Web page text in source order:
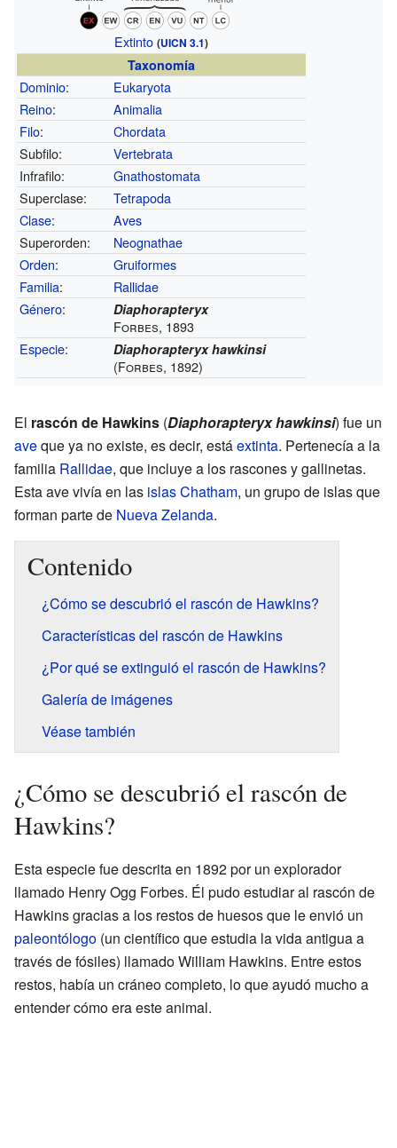
Extinto (UICN 3.1)
Taxonomía
Dominio:
Eukaryota
Reino:
Animalia
Filo:
Chordata
Subfilo:
Vertebrata
Infrafilo:
Gnathostomata
Superclase:
Tetrapoda
Clase:
Aves
Superorden:
Neognathae
Orden:
Gruiformes
Familia:
Rallidae
Género: Diaphorapteryx
Forbes, 1893
Especie: Diaphorapteryx hawkinsi
(Forbes, 1892)
El rascón de Hawkins (Diaphorapteryx hawkinsi) fue un
aveque ya no existe, es decir, estáextinta. Pertenecía a la
familia Rallidae, que incluye a los rascones y gallinetas.
Esta ave vivía en las islas Chatham, un grupo de islas que
forman parte de Nueva Zelanda.
Contenido
¿Cómo se descubrió el rascón de Hawkins?
Características del rascón de Hawkins
¿Por qué se extinguió el rascón de Hawkins?
Galería de imágenes
Véase también
¿Cómo se descubrió el rascón de
Hawkins?
Esta especie fue descrita en 1892 por un explorador
llamado Henry Ogg Forbes. Él pudo estudiar al rascón de
Hawkins gracias a los restos de huesos que le envió un
paleontólogo (un científico que estudia la vida antigua a
través de fósiles) llamado William Hawkins. Entre estos
restos, había un cráneo completo, lo que ayudó mucho a
entender cómo era este animal.